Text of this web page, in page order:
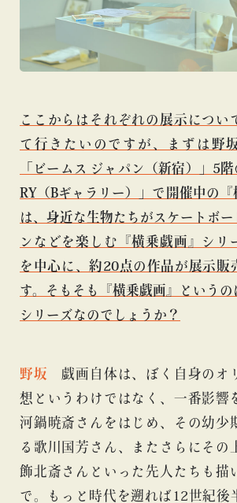
ここからはそれぞれの展示につい
て行きたいのですが、まずは野
「ビームス ジャパン（新宿）」5階
RY（Bギャラリー）」で開催中の『
は、身近な生物たちがスケートボー
ンなどを楽しむ『横乗戯画』シリ
を中心に、約20点の作品が展示販
す。そもそも『横乗戯画』というの
シリーズなのでしょうか？
野坂 戯画自体は、ぼく自身のオ
想というわけではなく、一番影響
河鍋暁斎さんをはじめ、その幼少
る歌川国芳さん、またさらにその
飾北斎さんといった先人たちも描
で。もっと時代を遡れば12世紀後